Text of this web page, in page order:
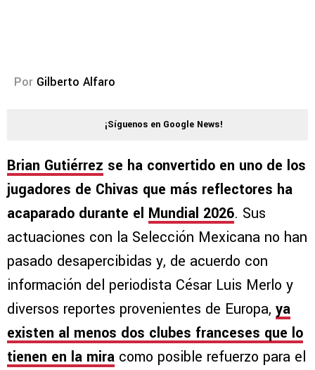
Por Gilberto Alfaro
¡Síguenos en Google News!
Brian Gutiérrez se ha convertido en uno de los
jugadores de Chivas que más reflectores ha
acaparado durante el Mundial 2026. Sus
actuaciones con la Selección Mexicana no han
pasado desapercibidas y, de acuerdo con
información del periodista César Luis Merlo y
diversos reportes provenientes de Europa, ya
existen al menos dos clubes franceses que lo
tienen en la mira como posible refuerzo para el